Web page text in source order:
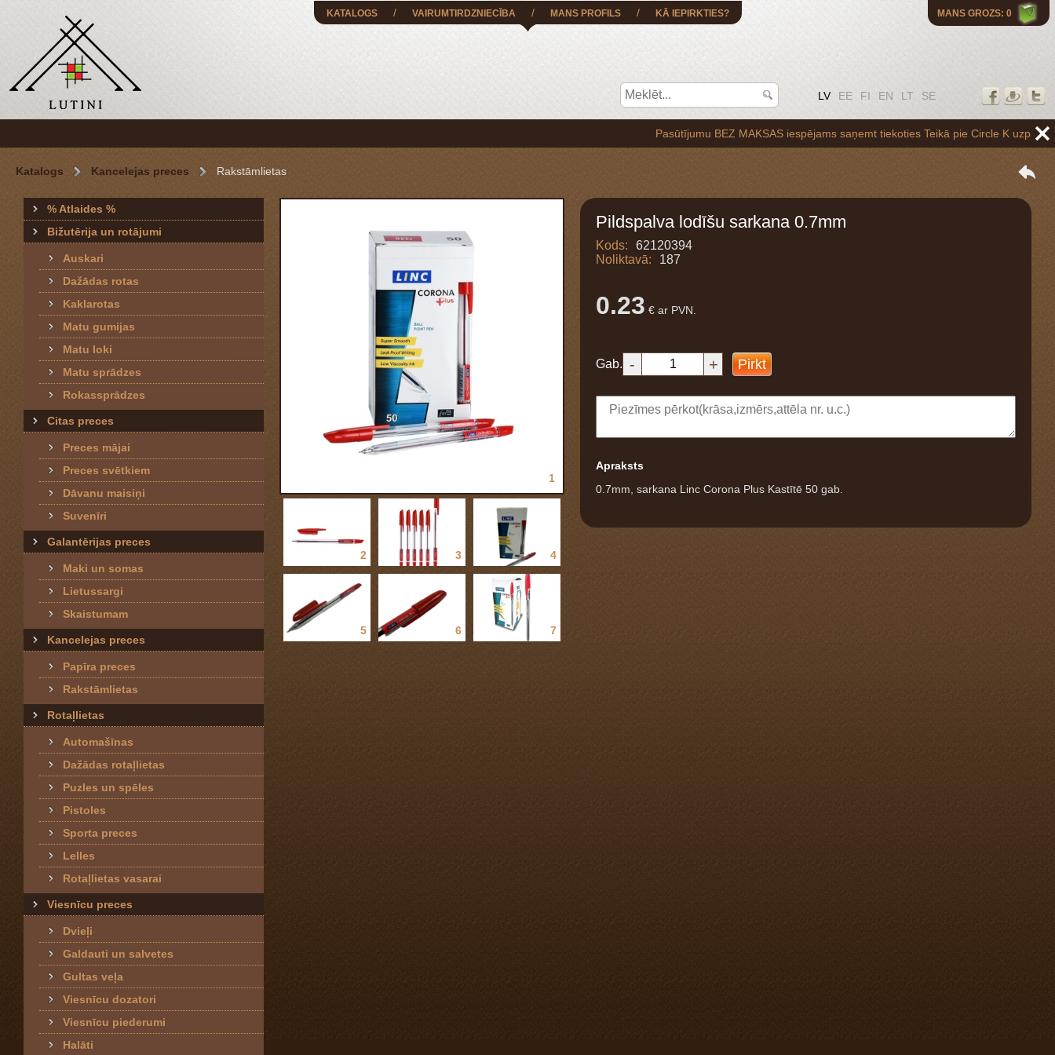
MANS GROZS: 0
LV EE FI EN LT SE
KATALOGS / VAIRUMTIRDZNIECĪBA / MANS PROFILS / KĀ IEPIRKTIES?
Pasūtījumu BEZ MAKSAS iespējams saņemt tiekoties Teikā pie Circle K uzpildes
Katalogs Kancelejas preces Rakstāmlietas
% Atlaides %
Bižutērija un rotājumi
Auskari
Dažādas rotas
Kaklarotas
Matu gumijas
Matu loki
Matu sprādzes
Rokassprādzes
Citas preces
Preces mājai
Preces svētkiem
Dāvanu maisiņi
Suvenīri
Galantērijas preces
Maki un somas
Lietussargi
Skaistumam
Kancelejas preces
Papīra preces
Rakstāmlietas
Rotaļlietas
Automašīnas
Dažādas rotaļlietas
Puzles un spēles
Pistoles
Sporta preces
Lelles
Rotaļlietas vasarai
Viesnīcu preces
Dvieļi
Galdauti un salvetes
Gultas veļa
Viesnīcu dozatori
Viesnīcu piederumi
Halāti
1
2 3 4
5 6 7
Pildspalva lodīšu sarkana 0.7mm
Kods:
62120394
Noliktavā:
187
0.23 € ar PVN.
Gab. - + Pirkt
Apraksts
0.7mm, sarkana Linc Corona Plus Kastītē 50 gab.